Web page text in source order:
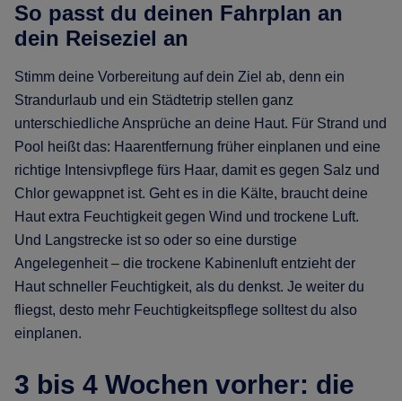
So passt du deinen Fahrplan an
dein Reiseziel an
Stimm deine Vorbereitung auf dein Ziel ab, denn ein
Strandurlaub und ein Städtetrip stellen ganz
unterschiedliche Ansprüche an deine Haut. Für Strand und
Pool heißt das: Haarentfernung früher einplanen und eine
richtige Intensivpflege fürs Haar, damit es gegen Salz und
Chlor gewappnet ist. Geht es in die Kälte, braucht deine
Haut extra Feuchtigkeit gegen Wind und trockene Luft.
Und Langstrecke ist so oder so eine durstige
Angelegenheit – die trockene Kabinenluft entzieht der
Haut schneller Feuchtigkeit, als du denkst. Je weiter du
fliegst, desto mehr Feuchtigkeitspflege solltest du also
einplanen.
3 bis 4 Wochen vorher: die